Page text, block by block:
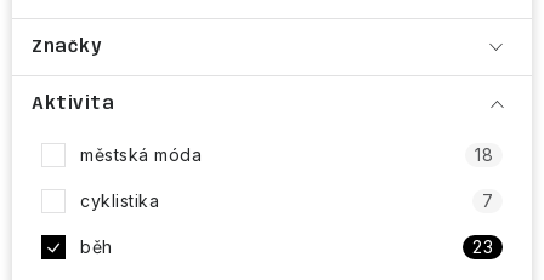
DOPLŇKY
VÝPRODEJ
NAŠE SLUŽBY
Značky
Aktivita
městská móda 18
cyklistika 7
běh 23